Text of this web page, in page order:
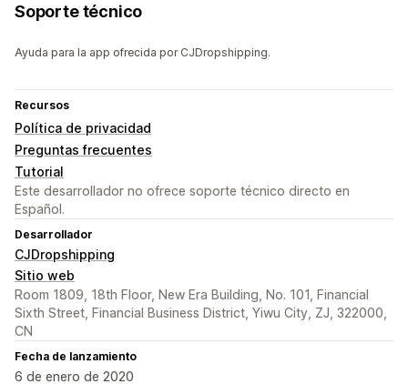
Soporte técnico
Ayuda para la app ofrecida por CJDropshipping.
Recursos
Política de privacidad
Preguntas frecuentes
Tutorial
Este desarrollador no ofrece soporte técnico directo en
Español.
Desarrollador
CJDropshipping
Sitio web
Room 1809, 18th Floor, New Era Building, No. 101, Financial
Sixth Street, Financial Business District, Yiwu City, ZJ, 322000,
CN
Fecha de lanzamiento
6 de enero de 2020